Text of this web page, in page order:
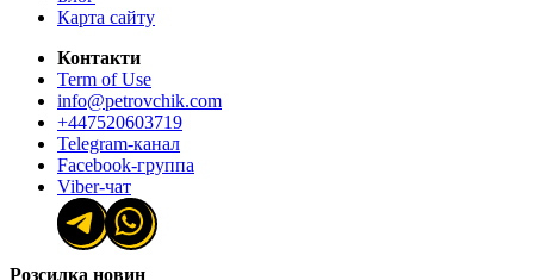
Карта сайту
Контакти
Term of Use
info@petrovchik.com
+447520603719
Telegram-канал
Facebook-группа
Viber-чат
Розсилка новин